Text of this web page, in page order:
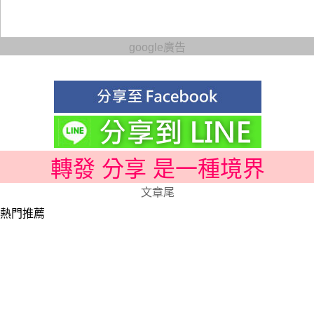
google廣告
轉發 分享 是一種境界
文章尾
熱門推薦